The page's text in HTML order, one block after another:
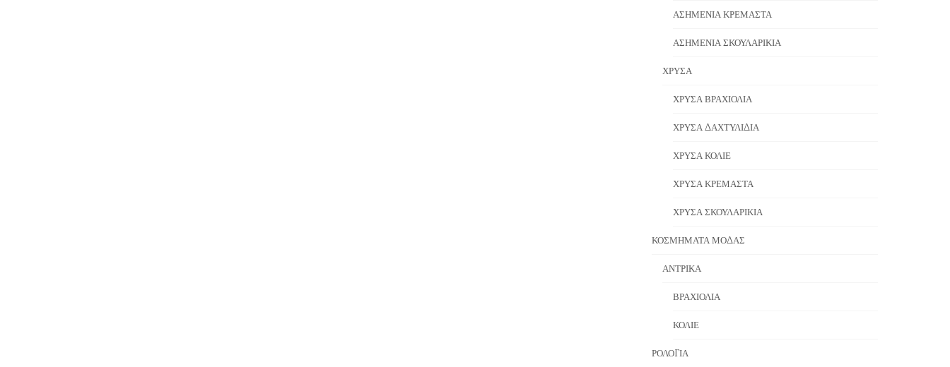
ΑΣΗΜΈΝΙΑ ΚΡΕΜΑΣΤΆ
ΑΣΗΜΈΝΙΑ ΣΚΟΥΛΑΡΊΚΙΑ
ΧΡΥΣΆ
ΧΡΥΣΆ ΒΡΑΧΙΌΛΙΑ
ΧΡΥΣΆ ΔΑΧΤΥΛΊΔΙΑ
ΧΡΥΣΆ ΚΟΛΙΈ
ΧΡΥΣΆ ΚΡΕΜΑΣΤΆ
ΧΡΥΣΆ ΣΚΟΥΛΑΡΊΚΙΑ
ΚΟΣΜΉΜΑΤΑ ΜΌΔΑΣ
ΑΝΤΡΙΚΆ
ΒΡΑΧΙΌΛΙΑ
ΚΟΛΙΈ
ΡΟΛΌΓΙΑ